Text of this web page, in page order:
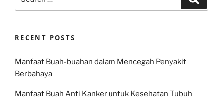
for:
RECENT POSTS
Manfaat Buah-buahan dalam Mencegah Penyakit
Berbahaya
Manfaat Buah Anti Kanker untuk Kesehatan Tubuh